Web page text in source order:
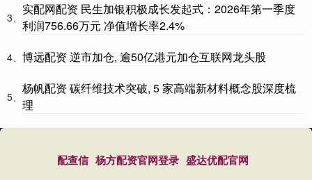
3、
实配网配资 民生加银积极成长发起式：2026年第一季度
利润756.66万元 净值增长率2.4%
4、 博远配资 逆市加仓, 逾50亿港元加仓互联网龙头股
5、
杨帆配资 碳纤维技术突破, 5 家高端新材料概念股深度梳
理
配查信 杨方配资官网登录 盛达优配官网